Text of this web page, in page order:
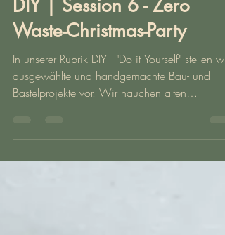
30. Nov. 2019 4 Min. Lesezeit
DIY | Session 6 - Zero
Waste-Christmas-Party
In unserer Rubrik DIY - "Do it Yourself" stellen wir